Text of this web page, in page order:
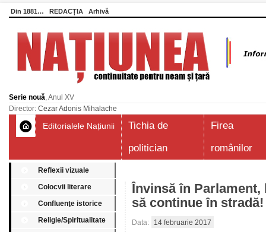
Din 1881… REDACȚIA Arhivă
Serie nouă, Anul XV
Director: Cezar Adonis Mihalache
Editorialele Națiunii
Tichia de
politician
Firea
românilor
Reflexii vizuale
Colocvii literare
Confluenţe istorice
Religie/Spiritualitate
Învinsă în
să continue în stradă!
Data: 14 februarie 2017